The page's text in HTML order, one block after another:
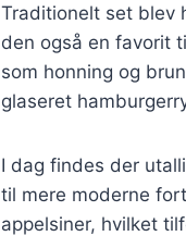
Traditionelt set blev
den også en favorit
som honning og
glaseret
I dag findes der
til mere moderne
appelsiner, hvilket